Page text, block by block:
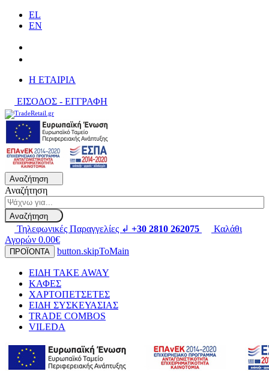
EL
EN
H ΕΤΑΙΡΙΑ
ΕΙΣΟΔΟΣ - ΕΓΓΡΑΦΗ
Αναζήτηση
Αναζήτηση
Αναζήτηση
Τηλεφωνικές Παραγγελίες ↲ +30 2810 262075
Καλάθι
Αγορών 0.00€
ΠΡΟΪΟΝΤΑ button.skipToMain
ΕΙΔΗ TAKE AWAY
ΚΑΦΕΣ
ΧΑΡΤΟΠΕΤΣΕΤΕΣ
ΕΙΔΗ ΣΥΣΚΕΥΑΣΙΑΣ
TRADE COMBOS
VILEDA